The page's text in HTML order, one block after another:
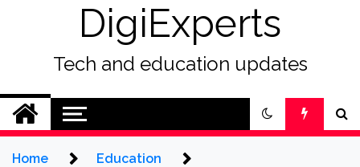
DigiExperts
Tech and education updates
Home Education